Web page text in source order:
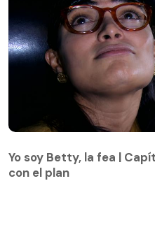
con el plan
Yo soy Betty, la fea |
con el plan